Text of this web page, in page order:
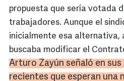
propuesta que sería votada
trabajadores. Aunque el
inicialmente esa alternativa,
buscaba modificar el
Arturo Zayún señaló en
recientes que esperan una